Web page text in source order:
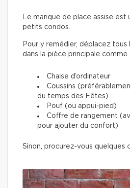
Le manque de place assise est
petits condos.
Pour y remédier, déplacez tous
dans la pièce principale comme :
Chaise d’ordinateur
Coussins
du temps des Fêtes)
Pouf (ou appui-pied)
Coffre de rangement
pour ajouter du confort)
Sinon, procurez-vous quelques